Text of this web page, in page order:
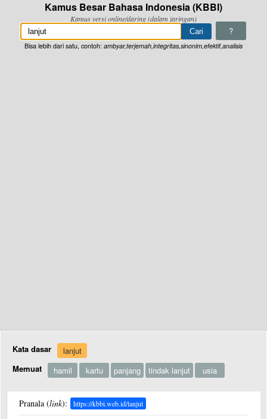
Kamus Besar Bahasa Indonesia (KBBI)
Kamus versi online/daring (dalam jaringan)
?
Bisa lebih dari satu, contoh: ambyar,terjemah,integritas,sinonim,efektif,analisis
Kata dasar
lanjut
Memuat
hamil kartu panjang tindak lanjut usia
Pranala (link): https://kbbi.web.id/lanjut